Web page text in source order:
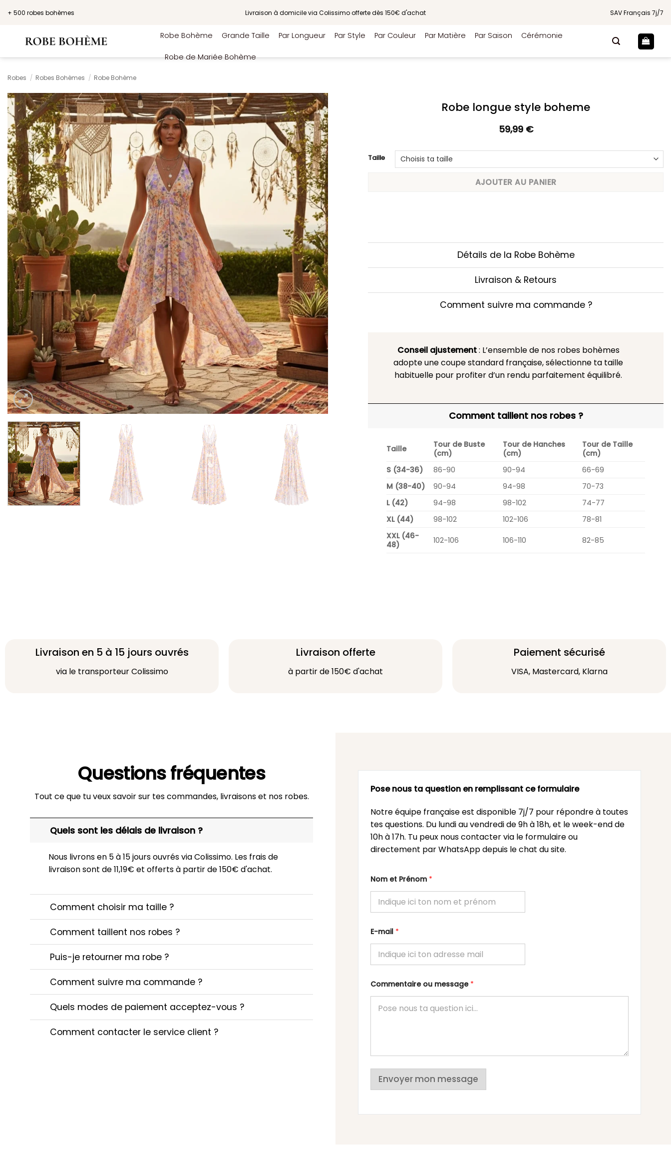
+ 500 robes bohèmes Livraison à domicile via Colissimo offerte dès 150€ d'achat SAV Français 7j/7
Robe Bohème Grande Taille Par Longueur Par Style Par Couleur Par Matière Par Saison Cérémonie
Robe de Mariée Bohème
Robes / Robes Bohèmes / Robe Bohème
Robe longue style boheme
59,99 €
Taille
AJOUTER AU PANIER
Détails de la Robe Bohème
Livraison & Retours
Comment suivre ma commande ?
Conseil ajustement: L’ensemble de nos robes bohèmes
adopte une coupe standard française, sélectionne ta taille
habituelle pour profiter d’un rendu parfaitement équilibré.
Comment taillent nos robes ?
Taille
Tour de Buste
(cm)
Tour de Hanches
(cm)
Tour de Taille
(cm)
S (34-36)
86-90 90-94
66-69
M (38-40)
90-94 94-98
70-73
L (42)
94-98 98-102
74-77
XL (44)
98-102 102-106
78-81
XXL (46-
48)
102-106 106-110 82-85
Livraison en 5 à 15 jours ouvrés
via le transporteur Colissimo
Livraison offerte
à partir de 150€ d'achat
Paiement sécurisé
VISA, Mastercard, Klarna
Questions fréquentes
Tout ce que tu veux savoir sur tes commandes, livraisons et nos robes.
Quels sont les délais de livraison ?
Nous livrons en 5 à 15 jours ouvrés via Colissimo. Les frais de
livraison sont de 11,19€ et offerts à partir de 150€ d'achat.
Comment choisir ma taille ?
Comment taillent nos robes ?
Puis-je retourner ma robe ?
Comment suivre ma commande ?
Quels modes de paiement acceptez-vous ?
Comment contacter le service client ?
Pose nous ta question en remplissant ce formulaire
Notre équipe française est disponible 7j/7 pour répondre à toutes
tes questions. Du lundi au vendredi de 9h à 18h, et le week-end de
10h à 17h. Tu peux nous contacter via le formulaire ou
directement par WhatsApp depuis le chat du site.
Nom et Prénom *
E-mail *
Commentaire ou message *
Envoyer mon message